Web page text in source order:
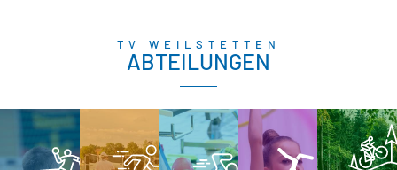
TV WEILSTETTEN
ABTEILUNGEN